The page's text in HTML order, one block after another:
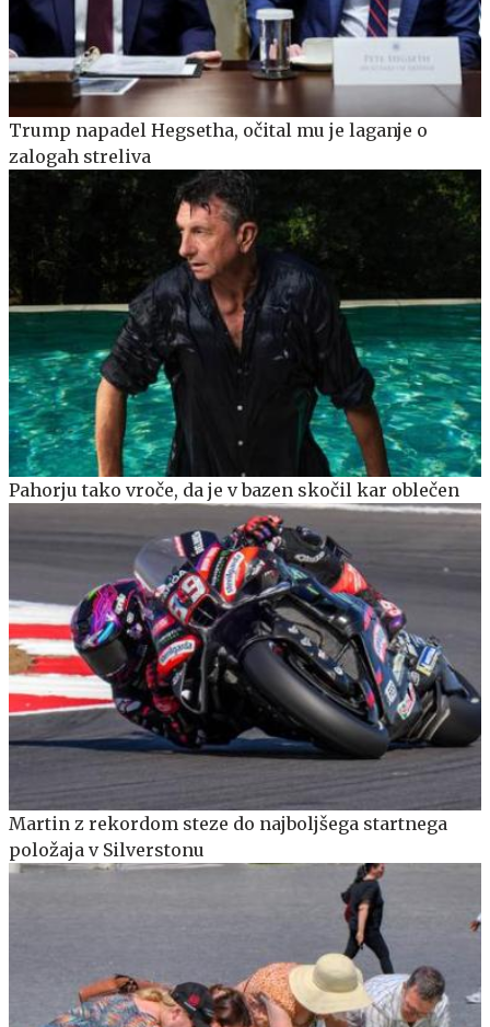
Trump napadel Hegsetha, očital mu je laganje o
zalogah streliva
Pahorju tako vroče, da je v bazen skočil kar oblečen
Martin z rekordom steze do najboljšega startnega
položaja v Silverstonu